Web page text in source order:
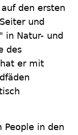
den ersten
und
in Natur- und
des
hat er mit
People in den